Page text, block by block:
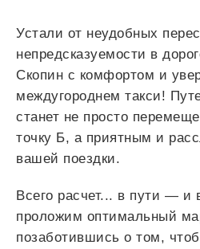
Устали от неудобных
непредсказуемости в
Скопин с комфортом и
междугороднем такси!
станет не просто
точку Б, а приятным и
вашей поездки.
Всего расчет... в пути — и
проложим оптимальный
позаботившись о том,